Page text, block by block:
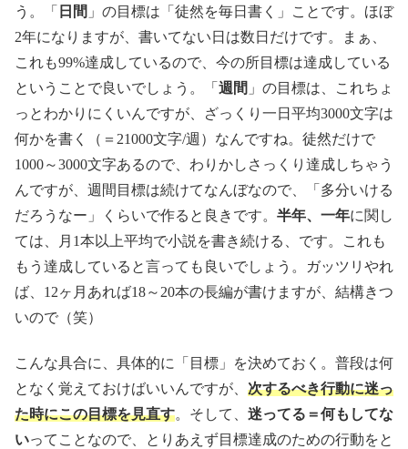
う。「 日間 」の目標は「徒然を毎日書く」ことです。ほぼ
2年になりますが、書いてない日は数日だけです。まぁ、
これも99%達成しているので、今の所目標は達成している
ということで良いでしょう。「 週間 」の目標は、これちょ
っとわかりにくいんですが、ざっくり一日平均3000文字は
何かを書く（＝21000文字/週）なんですね。徒然だけで
1000～3000文字あるので、わりかしさっくり達成しちゃう
んですが、週間目標は続けてなんぼなので、「多分いける
だろうなー」くらいで作ると良きです。 半年、一年に関し
ては、月1本以上平均で小説を書き続ける、です。これも
もう達成していると言っても良いでしょう。ガッツリやれ
ば、12ヶ月あれば18～20本の長編が書けますが、結構きつ
いので（笑）
こんな具合に、具体的に「目標」を決めておく。普段は何
となく覚えておけばいいんですが、 次するべき行動に迷っ
た時にこの目標を見直す。そして、 迷ってる＝何もしてな
いってことなので、とりあえず目標達成のための行動をと